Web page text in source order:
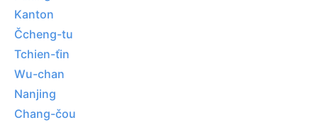
Kanton
Čcheng-tu
Tchien-ťin
Wu-chan
Nanjing
Chang-čou